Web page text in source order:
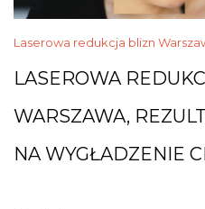
Laserowa redukcja blizn
LASEROWA
WARSZAWA,
NA WYGŁADZENIE